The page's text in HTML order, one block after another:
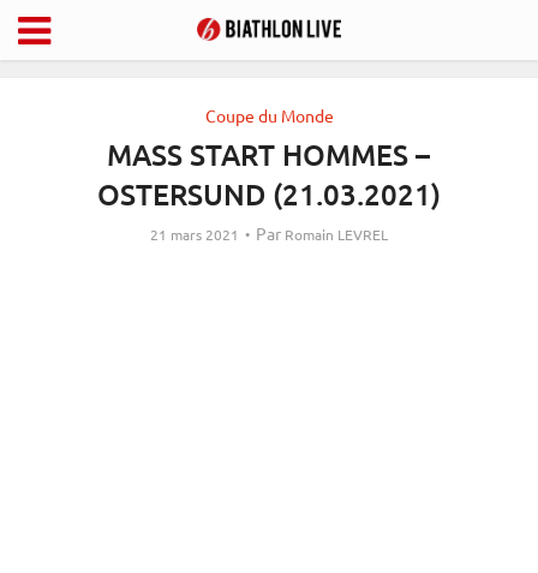
Coupe du Monde
MASS START HOMMES –
OSTERSUND (21.03.2021)
21 mars 2021 Par Romain LEVREL